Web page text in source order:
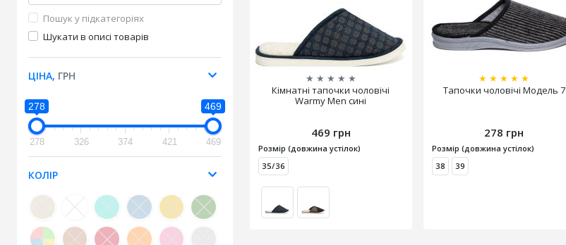
Пошук у підкатегоріях
Шукати в описі товарів
ЦІНА, ГРН
278 469
278 326 374 421 469
КОЛІР
★ ★ ★ ★ ★
Кімнатні тапочки чоловічі
Warmy Men сині
469 грн
Розмір (довжина устілок)
35/36
★ ★ ★ ★ ★
Тапочки чоловічі Модель 7
278 грн
Розмір (довжина устілок)
38
39